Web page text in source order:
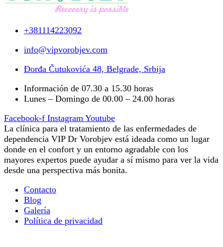
+381114223092
info@vipvorobjev.com
Đorđa Čutukovića 48, Belgrade, Srbija
Información de 07.30 a 15.30 horas
Lunes – Domingo de 00.00 – 24.00 horas
Facebook-f Instagram Youtube
La clínica para el tratamiento de las enfermedades de
dependencia VIP Dr Vorobjev está ideada como un lugar
donde en el confort y un entorno agradable con los
mayores expertos puede ayudar a sí mismo para ver la vida
desde una perspectiva más bonita.
Contacto
Blog
Galería
Política de privacidad